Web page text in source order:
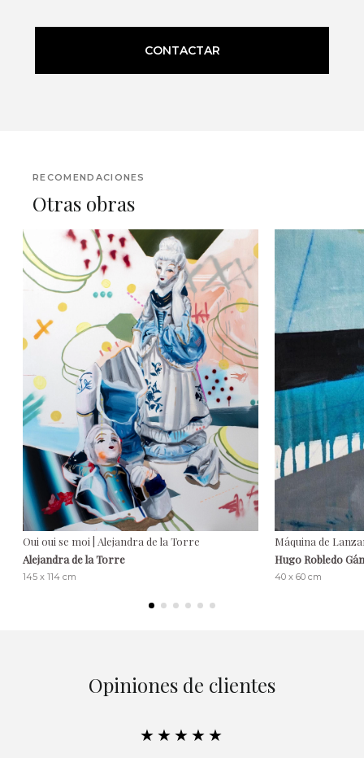
CONTACTAR
RECOMENDACIONES
Otras obras
Oui oui se moi | Alejandra de la Torre
Alejandra de la Torre
145 x 114 cm
Máquina de
Hugo Robledo
40 x 60 cm
Opiniones de clientes
★★★★★